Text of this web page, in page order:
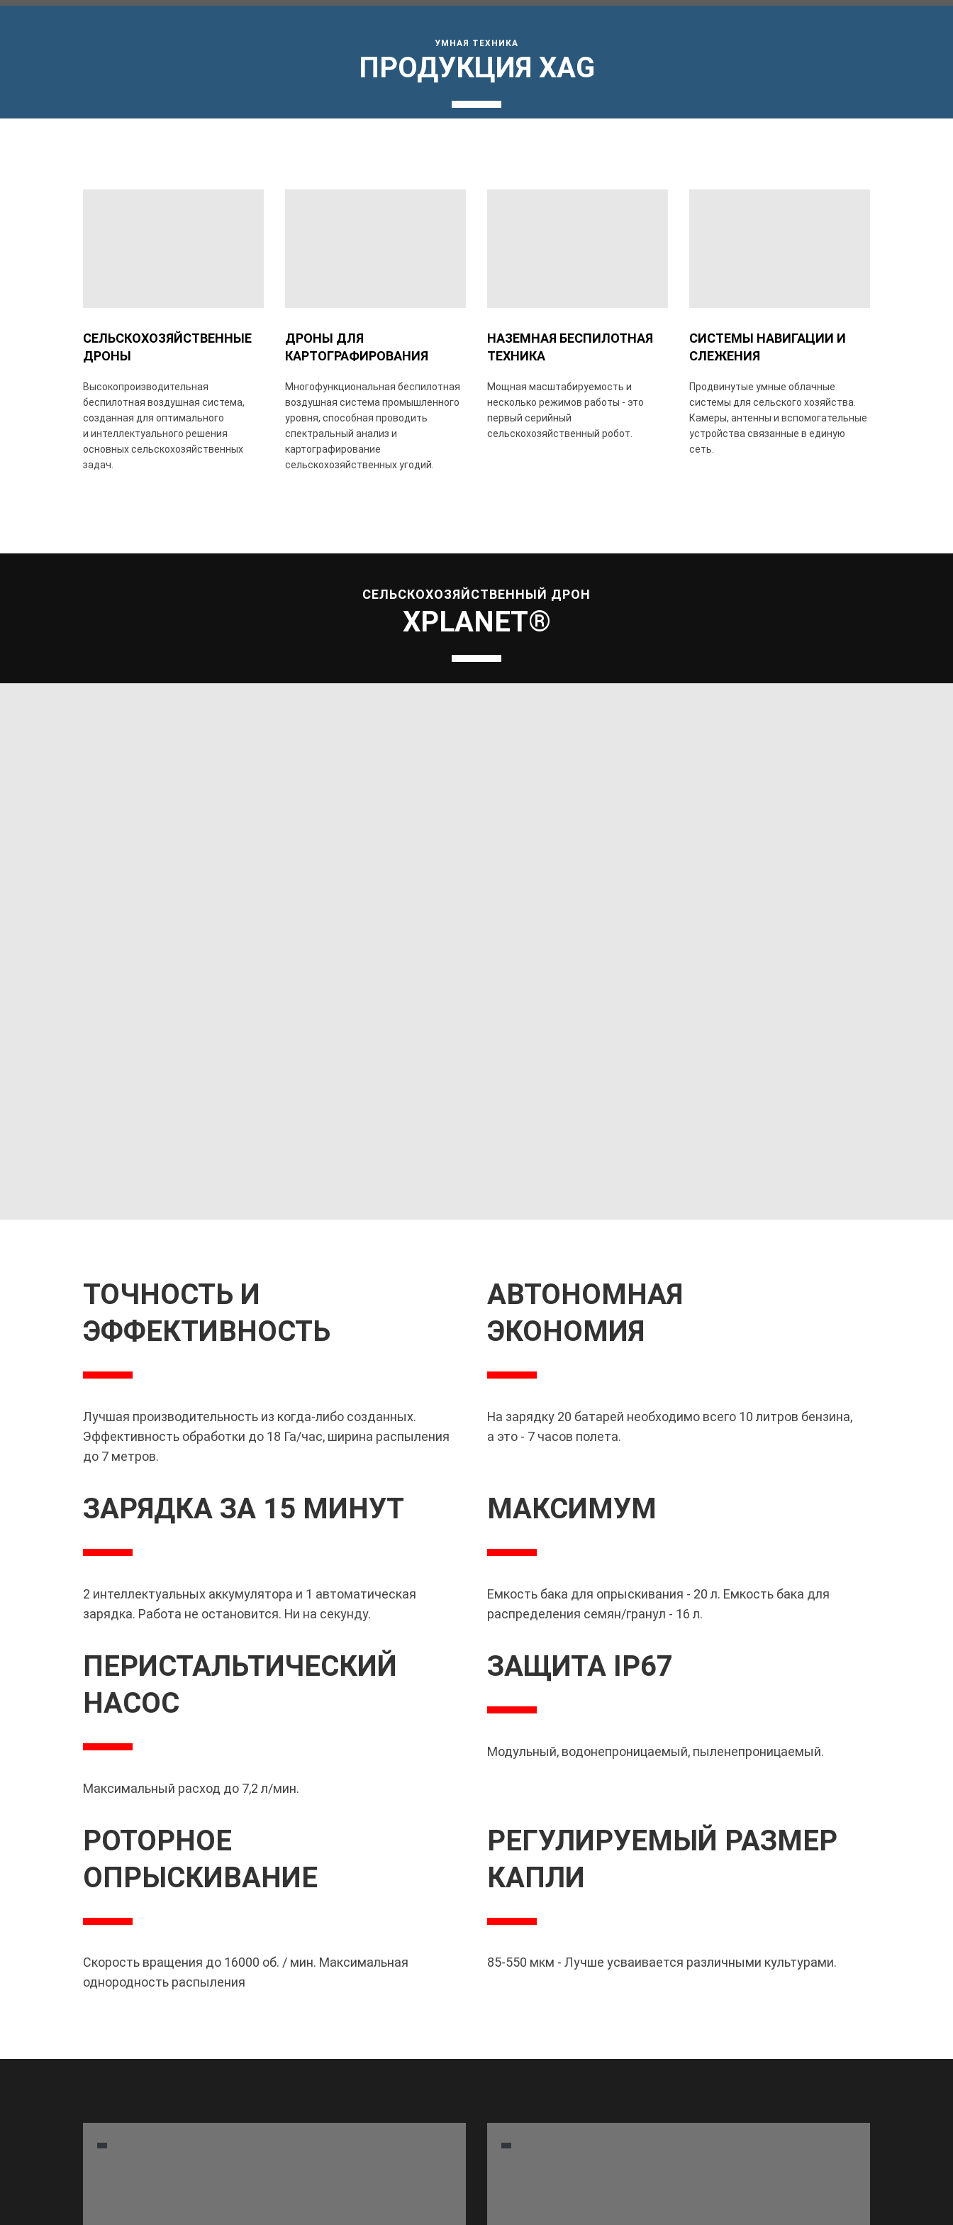
УМНАЯ ТЕХНИКА
ПРОДУКЦИЯ XAG
СЕЛЬСКОХОЗЯЙСТВЕННЫЕ
ДРОНЫ
Высокопроизводительная
беспилотная воздушная система,
созданная для оптимального
и интеллектуального решения
основных сельскохозяйственных
задач.
ДРОНЫ ДЛЯ
КАРТОГРАФИРОВАНИЯ
Многофункциональная беспилотная
воздушная система промышленного
уровня, способная проводить
спектральный анализ и
картографирование
сельскохозяйственных угодий.
НАЗЕМНАЯ БЕСПИЛОТНАЯ
ТЕХНИКА
Мощная масштабируемость и
несколько режимов работы - это
первый серийный
сельскохозяйственный робот.
СИСТЕМЫ НАВИГАЦИИ И
СЛЕЖЕНИЯ
Продвинутые умные облачные
системы для сельского хозяйства.
Камеры, антенны и вспомогательные
устройства связанные в единую
сеть.
СЕЛЬСКОХОЗЯЙСТВЕННЫЙ ДРОН
XPLANET®
ТОЧНОСТЬ И
ЭФФЕКТИВНОСТЬ
Лучшая производительность из когда-либо созданных.
Эффективность обработки до 18 Га/час, ширина распыления
до 7 метров.
АВТОНОМНАЯ
ЭКОНОМИЯ
На зарядку 20 батарей необходимо всего 10 литров бензина,
а это - 7 часов полета.
ЗАРЯДКА ЗА 15 МИНУТ
2 интеллектуальных аккумулятора и 1 автоматическая
зарядка. Работа не остановится. Ни на секунду.
МАКСИМУМ
Емкость бака для опрыскивания - 20 л. Емкость бака для
распределения семян/гранул - 16 л.
ПЕРИСТАЛЬТИЧЕСКИЙ
НАСОС
Максимальный расход до 7,2 л/мин.
ЗАЩИТА IP67
Модульный, водонепроницаемый, пыленепроницаемый.
РОТОРНОЕ
ОПРЫСКИВАНИЕ
Скорость вращения до 16000 об. / мин. Максимальная
однородность распыления
РЕГУЛИРУЕМЫЙ РАЗМЕР
КАПЛИ
85-550 мкм - Лучше усваивается различными культурами.